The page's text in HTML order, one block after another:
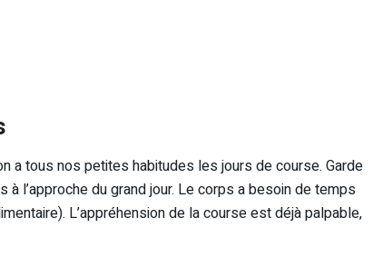
a tous nos petites habitudes les jours de course. Garde
l’approche du grand jour. Le corps a besoin de temps
L’appréhension de la course est déjà palpable,